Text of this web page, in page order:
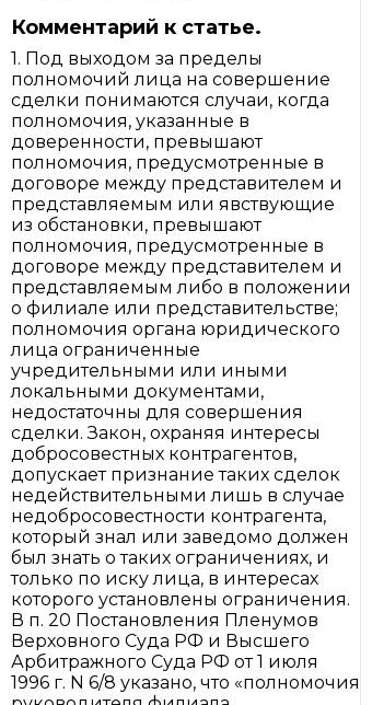
Комментарий к статье.
1. Под выходом за пределы
полномочий лица на совершение
сделки понимаются случаи, когда
полномочия, указанные в
доверенности, превышают
полномочия, предусмотренные в
договоре между представителем и
представляемым или явствующие
из обстановки, превышают
полномочия, предусмотренные в
договоре между представителем и
представляемым либо в положении
о филиале или представительстве;
полномочия органа юридического
лица ограниченные
учредительными или иными
локальными документами,
недостаточны для совершения
сделки. Закон, охраняя интересы
добросовестных контрагентов,
допускает признание таких сделок
недействительными лишь в случае
недобросовестности контрагента,
который знал или заведомо должен
был знать о таких ограничениях, и
только по иску лица, в интересах
которого установлены ограничения.
В п. 20 Постановления Пленумов
Верховного Суда РФ и Высшего
Арбитражного Суда РФ от 1 июля
1996 г. N 6/8 указано, что «полномочия